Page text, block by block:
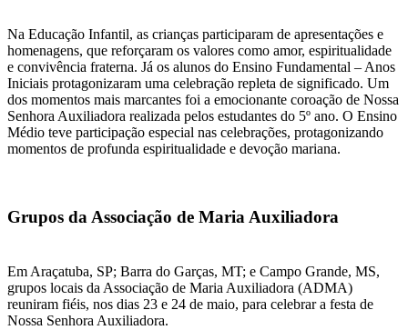
Na Educação Infantil, as crianças participaram de apresentações e
homenagens, que reforçaram os valores como amor, espiritualidade
e convivência fraterna. Já os alunos do Ensino Fundamental – Anos
Iniciais protagonizaram uma celebração repleta de significado. Um
dos momentos mais marcantes foi a emocionante coroação de Nossa
Senhora Auxiliadora realizada pelos estudantes do 5º ano. O Ensino
Médio teve participação especial nas celebrações, protagonizando
momentos de profunda espiritualidade e devoção mariana.
Grupos da Associação de Maria Auxiliadora
Em Araçatuba, SP; Barra do Garças, MT; e Campo Grande, MS,
grupos locais da Associação de Maria Auxiliadora (ADMA)
reuniram fiéis, nos dias 23 e 24 de maio, para celebrar a festa de
Nossa Senhora Auxiliadora.